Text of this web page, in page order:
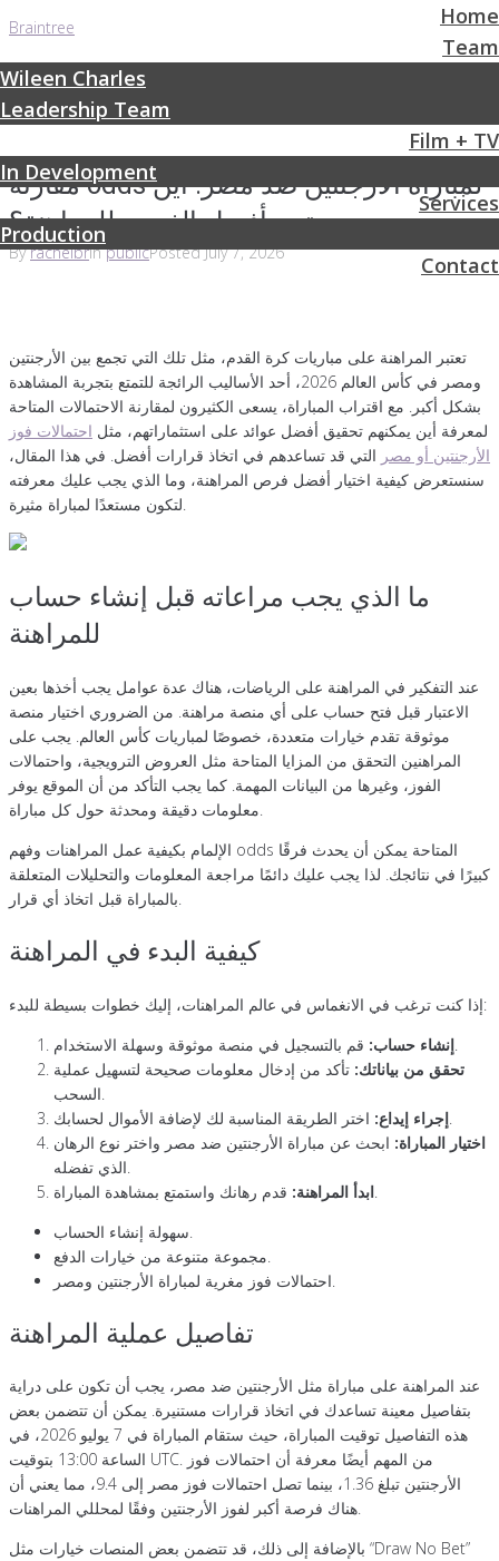
Braintree
Home
Team
Wileen Charles
Leadership Team
Film + TV
In Development
Services
Production
Contact
مقارنة odds لمباراة الأرجنتين ضد مصر: أين
تجد أفضل الفرص للمراهنة؟
ByrachelbrInpublicPostedJuly 7, 2026
تعتبر المراهنة على مباريات كرة القدم، مثل تلك التي تجمع بين الأرجنتين
ومصر في كأس العالم 2026، أحد الأساليب الرائجة للتمتع بتجربة المشاهدة
بشكل أكبر. مع اقتراب المباراة، يسعى الكثيرون لمقارنة الاحتمالات المتاحة
لمعرفة أين يمكنهم تحقيق أفضل عوائد على استثماراتهم، مثل احتمالات فوز
الأرجنتين أو مصر التي قد تساعدهم في اتخاذ قرارات أفضل. في هذا المقال،
سنستعرض كيفية اختيار أفضل فرص المراهنة، وما الذي يجب عليك معرفته
لتكون مستعدًا لمباراة مثيرة.
ما الذي يجب مراعاته قبل إنشاء حساب
للمراهنة
عند التفكير في المراهنة على الرياضات، هناك عدة عوامل يجب أخذها بعين
الاعتبار قبل فتح حساب على أي منصة مراهنة. من الضروري اختيار منصة
موثوقة تقدم خيارات متعددة، خصوصًا لمباريات كأس العالم. يجب على
المراهنين التحقق من المزايا المتاحة مثل العروض الترويجية، واحتمالات
الفوز، وغيرها من البيانات المهمة. كما يجب التأكد من أن الموقع يوفر
معلومات دقيقة ومحدثة حول كل مباراة.
الإلمام بكيفية عمل المراهنات وفهم odds المتاحة يمكن أن يحدث فرقًا
كبيرًا في نتائجك. لذا يجب عليك دائمًا مراجعة المعلومات والتحليلات المتعلقة
بالمباراة قبل اتخاذ أي قرار.
كيفية البدء في المراهنة
إذا كنت ترغب في الانغماس في عالم المراهنات، إليك خطوات بسيطة للبدء:
إنشاء حساب:
تحقق من بياناتك: تأكد من إدخال معلومات صحيحة لتسهيل عملية
إجراء إيداع:
اختيار المباراة: ابحث عن مباراة الأرجنتين ضد مصر واختر نوع الرهان
ابدأ المراهنة:
تفاصيل عملية المراهنة
عند المراهنة على مباراة مثل الأرجنتين ضد مصر، يجب أن تكون على دراية
بتفاصيل معينة تساعدك في اتخاذ قرارات مستنيرة. يمكن أن تتضمن بعض
هذه التفاصيل توقيت المباراة، حيث ستقام المباراة في 7 يوليو 2026، في
الساعة 13:00 بتوقيت UTC. من المهم أيضًا معرفة أن احتمالات فوز
الأرجنتين تبلغ 1.36، بينما تصل احتمالات فوز مصر إلى 9.4، مما يعني أن
هناك فرصة أكبر لفوز الأرجنتين وفقًا لمحللي المراهنات.
بالإضافة إلى ذلك، قد تتضمن بعض المنصات خيارات مثل “Draw No Bet”